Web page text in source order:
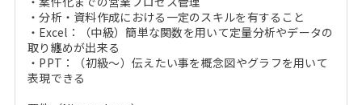
・分析・資料作成における一定のスキルを有すること
・Excel：（中級）簡単な関数を用いて定量分析やデータの
取り纏めが出来る
・PPT：（初級～）伝えたい事を概念図やグラフを用いて
表現できる